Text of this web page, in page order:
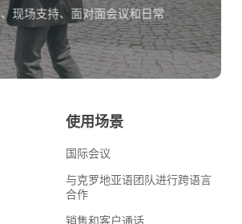
现场支持、面对面会议和日常
使用场景
国际会议
与克罗地亚语团队进行跨语言
合作
销售和客户通话